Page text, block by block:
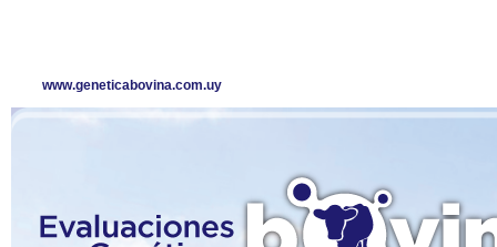
www.geneticabovina.com.uy